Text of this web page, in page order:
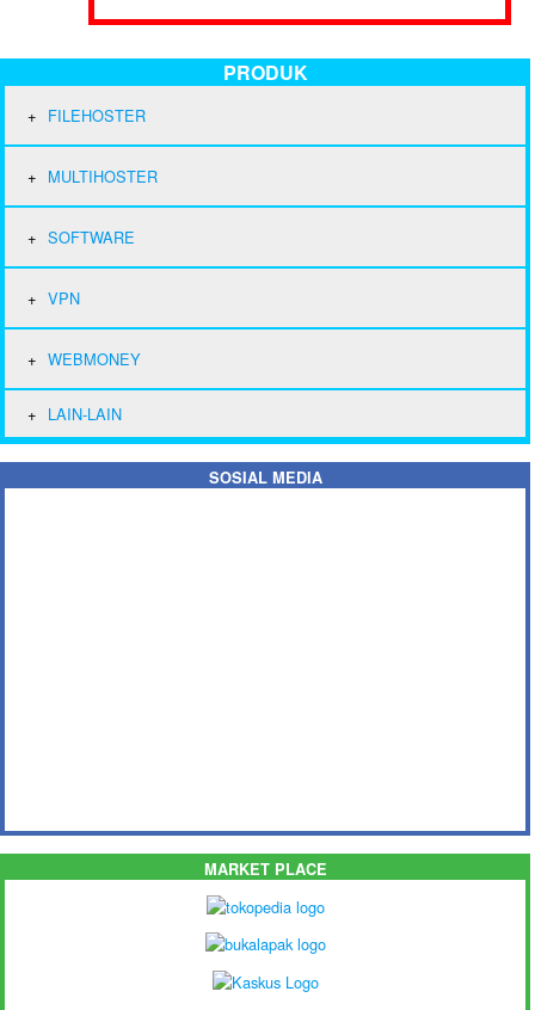
PRODUK
FILEHOSTER
MULTIHOSTER
SOFTWARE
VPN
WEBMONEY
LAIN-LAIN
SOSIAL MEDIA
MARKET PLACE